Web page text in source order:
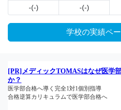
-(-)
-(-)
学校の実績ペ